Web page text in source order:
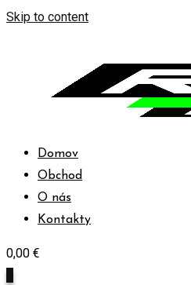
Skip to content
Domov
Obchod
O nás
Kontakty
0,00 €